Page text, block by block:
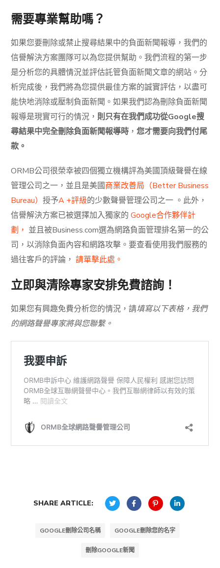
需要專業幫助嗎？
如果您要刪除或禁止搜尋結果中的負面新聞報導，我們的
信譽解決方案團隊可以為您提供幫助。我們流程的第一步
是分析您的具體情況並評估託管負面新聞文章的網站。分
析完成後，我們將為您提供最佳方案的誠實評估，以盡可
能快地消除或壓制負面新聞。如果我們認為刪除負面新聞
報導是現實可行的情況，則只有在我們成功從Google搜
尋結果中完全刪除負面新聞報導時 ，您才需要向我們付尾
款。
ORMB公司很榮幸被四個獨立機構評為美國頂級聲譽在線
管理公司之一，並且是美國商業改善局（Better Business
Bureau）授予A +評級的少數聲譽管理公司之一 。此外，
信譽解決方案已被選擇加入獨家的Google合作夥伴計
劃， 並且被Business.com選為網路負面管理排名第一的公
司，以消除負面內容和網路攻擊。要查看使用我們服務的
過往客戶的評論，請單擊此處。
立即與清除專家安排免費諮詢！
如果您有興趣免費分析您的情況，請填寫以下表格，我們
的網路聲譽專家將與您聯繫。
SHARE ARTICLE:
GOOGLE刪除公司名稱 GOOGLE刪除您的名字
刪除GOOGLE新聞